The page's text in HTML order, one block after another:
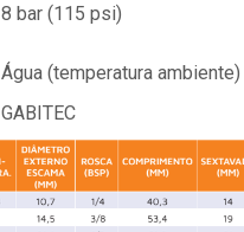
8 bar (115 psi)
Água (temperatura ambiente)
GABITEC